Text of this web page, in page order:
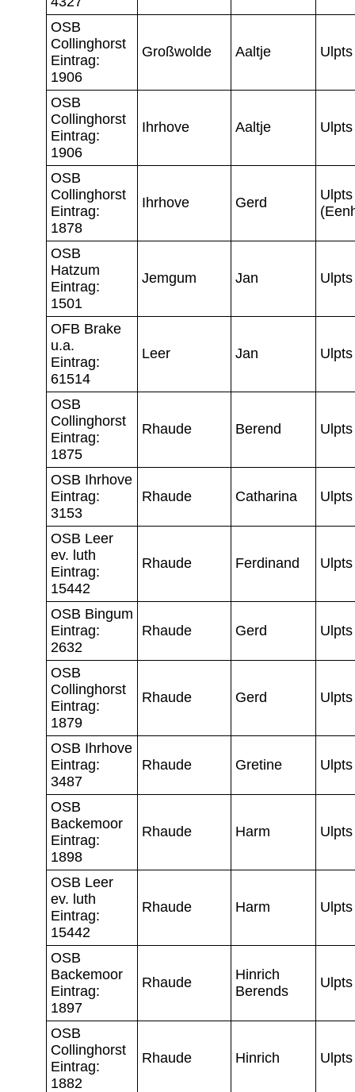
OSB
Collinghorst
Eintrag:
1906
Großwolde Aaltje Ulpts
OSB
Collinghorst
Eintrag:
1906
Ihrhove Aaltje Ulpts
OSB
Collinghorst
Eintrag:
1878
Ihrhove Gerd
Ulpts
OSB
Hatzum
Eintrag:
1501
Jemgum Jan Ulpts
OFB Brake
u.a.
Eintrag:
61514
Leer Jan Ulpts
OSB
Collinghorst
Eintrag:
1875
Rhaude Berend Ulpts
OSB Ihrhove
Eintrag:
3153
Rhaude Catharina Ulpts
OSB Leer
ev. luth
Eintrag:
15442
Rhaude Ferdinand Ulpts
OSB Bingum
Eintrag:
2632
Rhaude Gerd Ulpts
OSB
Collinghorst
Eintrag:
1879
Rhaude Gerd Ulpts
OSB Ihrhove
Eintrag:
3487
Rhaude Gretine Ulpts
OSB
Backemoor
Eintrag:
1898
Rhaude Harm Ulpts
OSB Leer
ev. luth
Eintrag:
15442
Rhaude Harm Ulpts
OSB
Backemoor
Eintrag:
1897
Rhaude
Hinrich
Berends
Ulpts
OSB
Collinghorst
Eintrag:
1882
Rhaude Hinrich Ulpts